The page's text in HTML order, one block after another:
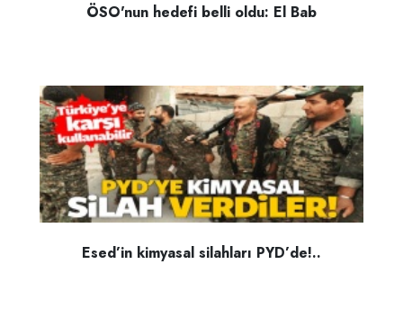
ÖSO'nun hedefi belli oldu: El Bab
Esed’in kimyasal silahları PYD’de!..